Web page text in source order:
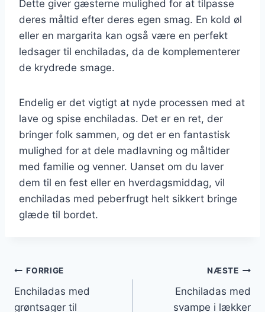
Dette giver gæsterne mulighed for at tilpasse
deres måltid efter deres egen smag. En kold øl
eller en margarita kan også være en perfekt
ledsager til enchiladas, da de komplementerer
de krydrede smage.
Endelig er det vigtigt at nyde processen med at
lave og spise enchiladas. Det er en ret, der
bringer folk sammen, og det er en fantastisk
mulighed for at dele madlavning og måltider
med familie og venner. Uanset om du laver
dem til en fest eller en hverdagsmiddag, vil
enchiladas med peberfrugt helt sikkert bringe
glæde til bordet.
Indlægsnavigation
FORRIGE
Enchiladas med
grøntsager til
NÆSTE
Enchiladas med
svampe i lækker